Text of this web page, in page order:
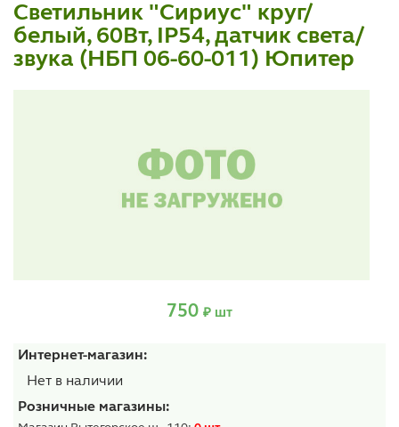
Светильник "Сириус" круг/
белый, 60Вт, IP54, датчик света/
звука (НБП 06-60-011) Юпитер
750 ₽ шт
Интернет-магазин:
Нет в наличии
Розничные магазины: